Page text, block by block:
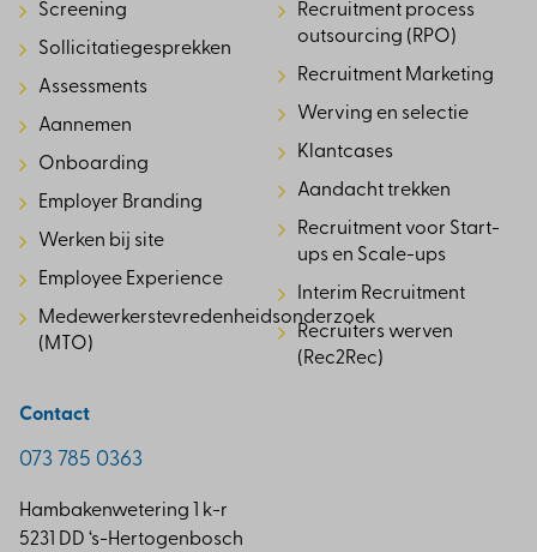
Screening
Sollicitatiegesprekken
Assessments
Aannemen
Onboarding
Employer Branding
Werken bij site
Employee Experience
Medewerkerstevredenheidsonderzoek
(MTO)
Recruitment process
outsourcing (RPO)
Recruitment Marketing
Werving en selectie
Klantcases
Aandacht trekken
Recruitment voor Start-
ups en Scale-ups
Interim Recruitment
Recruiters werven
(Rec2Rec)
Contact
073 785 0363
Hambakenwetering 1 k-r
5231 DD ‘s-Hertogenbosch